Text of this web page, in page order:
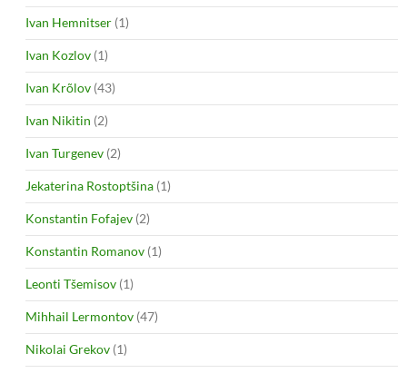
Ivan Hemnitser (1)
Ivan Kozlov (1)
Ivan Krõlov (43)
Ivan Nikitin (2)
Ivan Turgenev (2)
Jekaterina Rostoptšina (1)
Konstantin Fofajev (2)
Konstantin Romanov (1)
Leonti Tšemisov (1)
Mihhail Lermontov (47)
Nikolai Grekov (1)